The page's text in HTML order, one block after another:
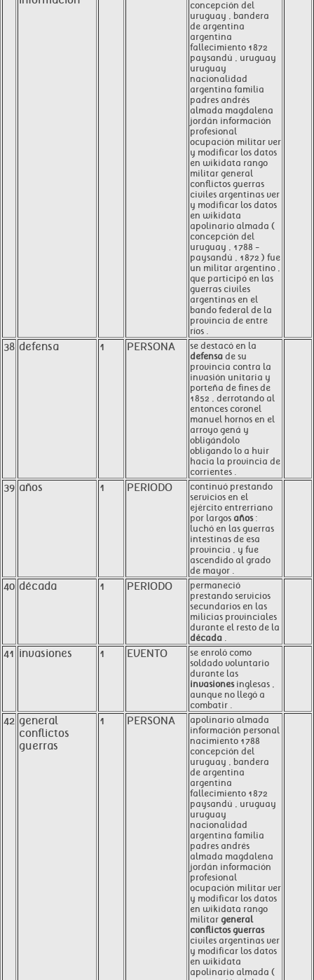
concepción del
uruguay , bandera
de argentina
argentina
fallecimiento 1872
paysandú , uruguay
uruguay
nacionalidad
argentina familia
padres andrés
almada magdalena
jordán información
profesional
ocupación militar ver
y modificar los datos
en wikidata rango
militar general
conflictos guerras
civiles argentinas ver
y modificar los datos
en wikidata
apolinario almada (
concepción del
uruguay , 1788 -
paysandú , 1872 ) fue
un militar argentino ,
que participó en las
guerras civiles
argentinas en el
bando federal de la
provincia de entre
ríos .
38 defensa 1 PERSONA
se destacó en la
defensa de su
provincia contra la
invasión unitaria y
porteña de fines de
1852 , derrotando al
entonces coronel
manuel hornos en el
arroyo gená y
obligándolo
obligando lo a huir
hacia la provincia de
corrientes .
39 años 1 PERIODO
continuó prestando
servicios en el
ejército entrerriano
por largos años:
luchó en las guerras
intestinas de esa
provincia , y fue
ascendido al grado
de mayor .
40 década 1 PERIODO
permaneció
prestando servicios
secundarios en las
milicias provinciales
durante el resto de la
década .
41 invasiones 1 EVENTO
se enroló como
soldado voluntario
durante las
invasionesinglesas ,
aunque no llegó a
combatir .
42 general
conflictos
guerras
1 PERSONA
apolinario almada
información personal
nacimiento 1788
concepción del
uruguay , bandera
de argentina
argentina
fallecimiento 1872
paysandú , uruguay
uruguay
nacionalidad
argentina familia
padres andrés
almada magdalena
jordán información
profesional
ocupación militar ver
y modificar los datos
en wikidata rango
militar general
conflictos guerras
civiles argentinas ver
y modificar los datos
en wikidata
apolinario almada (